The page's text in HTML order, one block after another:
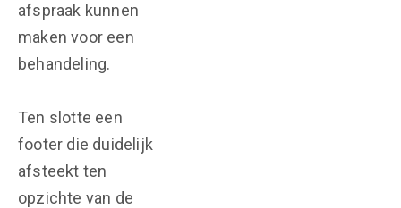
afspraak kunnen
maken voor een
behandeling.
Ten slotte een
footer die duidelijk
afsteekt ten
opzichte van de